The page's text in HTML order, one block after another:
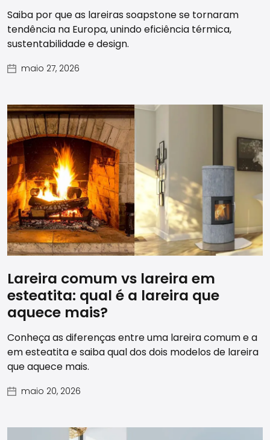
Saiba por que as lareiras soapstone se tornaram
tendência na Europa, unindo eficiência térmica,
sustentabilidade e design.
maio 27, 2026
Lareira comum vs lareira em
esteatita: qual é a lareira que
aquece mais?
Conheça as diferenças entre uma lareira comum e a
em esteatita e saiba qual dos dois modelos de lareira
que aquece mais.
maio 20, 2026